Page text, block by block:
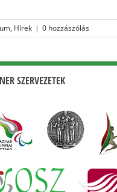
, Hírek | 0 hozzászólás
SZERVEZETEK